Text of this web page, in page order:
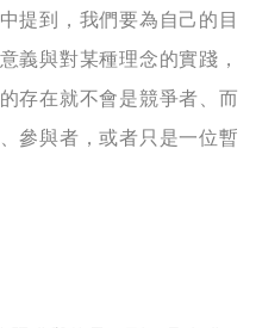
提到，我們要為自己的目
義與對某種理念的實踐，
存在就不會是競爭者、而
參與者，或者只是一位暫